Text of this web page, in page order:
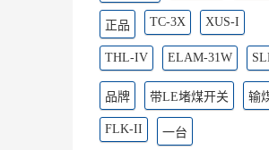
正品 TC-3X XUS-I
THL-IV ELAM-31W
品牌 带LE堵煤开关 输
FLK-II 一台